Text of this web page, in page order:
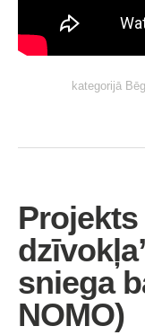
kategorijā
sniega
NOMO)